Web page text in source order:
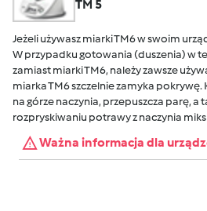
TM 5
Jeżeli używasz miarki TM6 w swoim
W przypadku gotowania (duszenia) w
zamiast miarki TM6, należy zawsze
miarka TM6 szczelnie zamyka pokrywę.
na górze naczynia, przepuszcza parę, a
rozpryskiwaniu potrawy z naczynia
Ważna informacja dla